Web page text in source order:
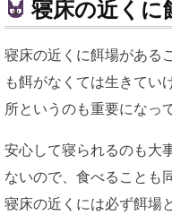
寝床の近くに
寝床の近くに餌場がある
も餌がなくては生きてい
所というのも重要になっ
安心して寝られるのも大
ないので、食べることも
寝床の近くには必ず餌場